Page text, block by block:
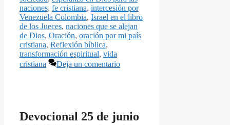
naciones, fe cristiana, intercesión por
Venezuela Colombia, Israel en el libro
de los Jueces, naciones que se alejan
de Dios, Oración, oración por mi país
cristiana, Reflexión bíblica,
transformación espiritual, vida
cristiana
Deja un comentario
Devocional 25 de junio